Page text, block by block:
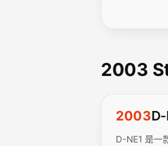
2003
2003D-
D-NE1 是一